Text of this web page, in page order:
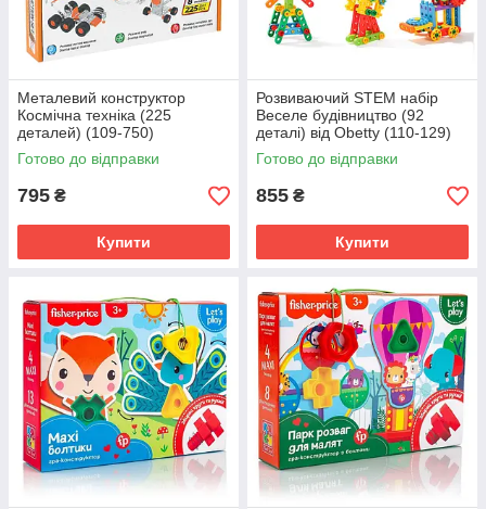
Металевий конструктор
Космічна техніка (225
деталей) (109-750)
Готово до відправки
795 ₴
Купити
Розвиваючий STEM набір
Веселе будівництво (92
деталі) від Obetty (110-129)
Готово до відправки
855 ₴
Купити